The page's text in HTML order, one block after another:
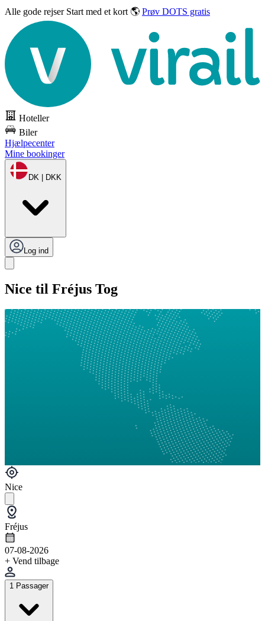
Alle gode rejser Start med et kort 🌎 Prøv DOTS gratis
Hoteller
Biler
Hjælpecenter
Mine bookinger
DK | DKK
Log ind
Nice til Fréjus Tog
Nice
Fréjus
07-08-2026
+ Vend tilbage
1 Passager